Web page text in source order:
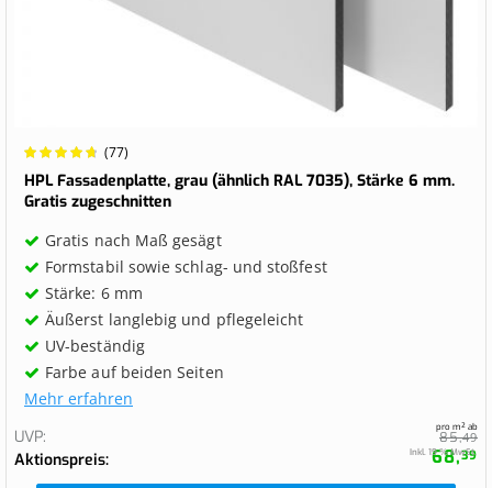
Wertung:
97.2727%
(77)
HPL Fassadenplatte, grau (ähnlich RAL 7035), Stärke 6 mm.
Gratis zugeschnitten
Gratis nach Maß gesägt
Formstabil sowie schlag- und stoßfest
Stärke: 6 mm
Äußerst langlebig und pflegeleicht
UV-beständig
Farbe auf beiden Seiten
Mehr erfahren
UVP
85,49
Aktionspreis
pro m² ab
68,39
Inkl. 19 % MwSt.